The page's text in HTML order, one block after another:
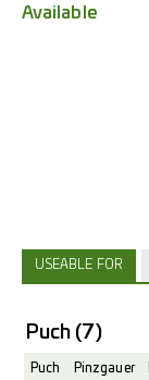
Available
USEABLE FOR
Puch (7)
Puch Pinzgauer